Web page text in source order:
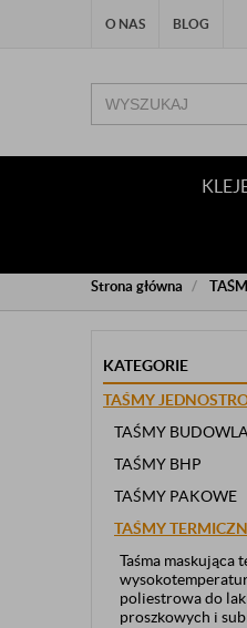
O NAS BLOG
Strona główna
KATEGORIE
TAŚMY
TAŚMY
TAŚMY BHP
TAŚMY PAKOWE
TAŚMY
Taśma maskująca
poliestrowa do
proszkowych i